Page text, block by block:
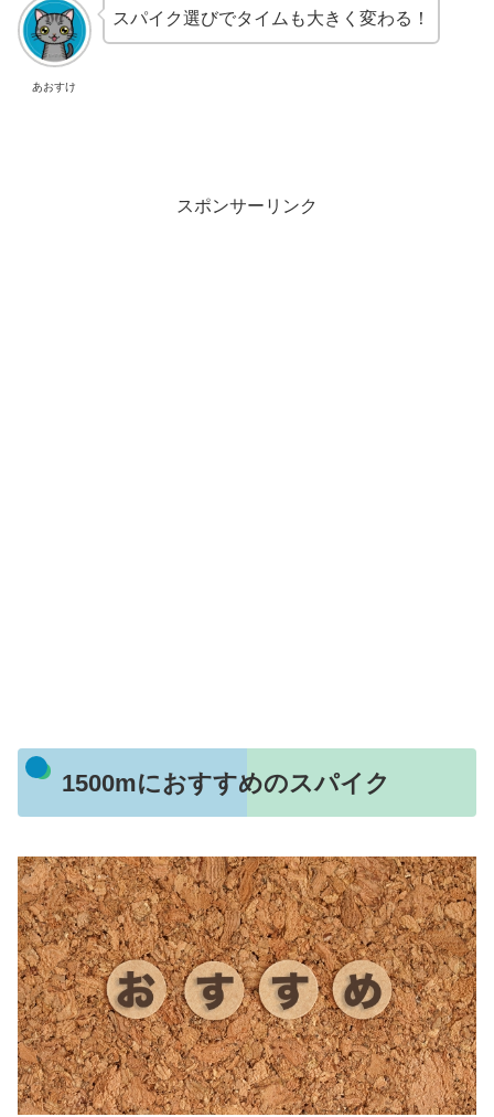
あおすけ
スパイク選びでタイムも大きく変わる！
スポンサーリンク
1500mにおすすめのスパイク